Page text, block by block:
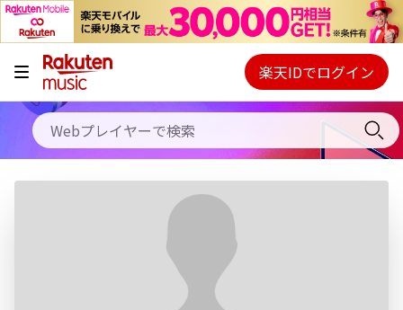
キャンペーン
料金プラン
使い方
Webプレイヤー
ご契約内容の確認・変更
楽天IDでログイン